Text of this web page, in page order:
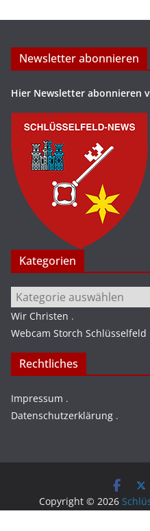
Newsletter abonnieren
Hier Newsletter abonnieren
Kategorien
Kategorien
Wir Christen .
Webcam Storch Schlüsselfeld
Rechtliches
Impressum .
Datenschutzerklärung .
Copyright © 2026